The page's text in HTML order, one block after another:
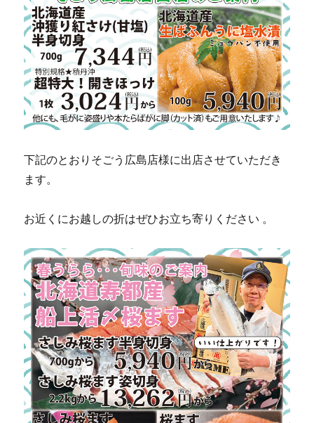
下記のとおりそごう広島店様に出店させていただき
ます。
お近くにお越しの折はぜひお立ち寄りください 。